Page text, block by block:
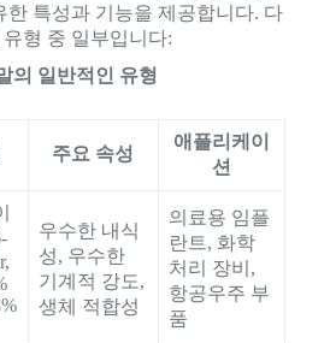
한 특성과 기능을 제공합니다. 다
형 중 일부입니다:
의 일반적인 유형
주요 속성
애플리케이
션
우수한 내식
성, 우수한
기계적 강도,
생체 적합성
의료용 임플
란트, 화학
처리 장비,
항공우주 부
품